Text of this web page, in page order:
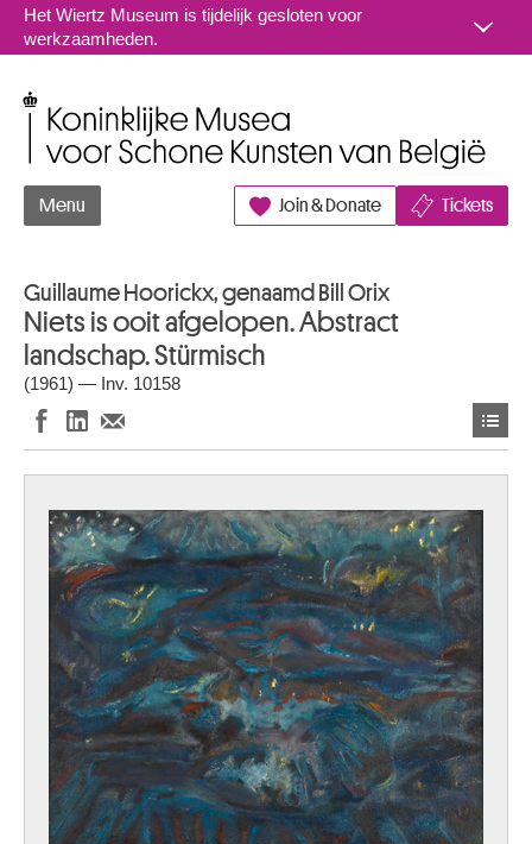
Naar inhoud
Het Wiertz Museum is tijdelijk gesloten voor
werkzaamheden.
Menu Join & Donate Tickets
Guillaume Hoorickx, genaamd Bill Orix
Niets is ooit afgelopen. Abstract
landschap. Stürmisch
(1961) — Inv. 10158